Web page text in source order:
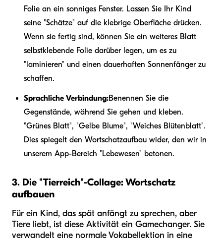
Folie an ein sonniges Fenster. Lassen Sie Ihr Kind
seine "Schätze" auf die klebrige Oberfläche drücken.
Wenn sie fertig sind, können Sie ein weiteres Blatt
selbstklebende Folie darüber legen, um es zu
"laminieren" und einen dauerhaften Sonnenfänger zu
schaffen.
Sprachliche Verbindung:Benennen Sie die
Gegenstände, während Sie gehen und kleben.
"Grünes Blatt", "Gelbe Blume", "Weiches Blütenblatt".
Dies spiegelt den Wortschatzaufbau wider, den wir in
unserem App-Bereich "Lebewesen" betonen.
3. Die "Tierreich"-Collage: Wortschatz
aufbauen
Für ein Kind, das spät anfängt zu sprechen, aber
Tiere liebt, ist diese Aktivität ein Gamechanger. Sie
verwandelt eine normale Vokabellektion in eine